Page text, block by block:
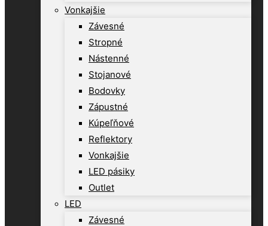
Vonkajšie
Závesné
Stropné
Nástenné
Stojanové
Bodovky
Zápustné
Kúpeľňové
Reflektory
Vonkajšie
LED pásiky
Outlet
LED
Závesné